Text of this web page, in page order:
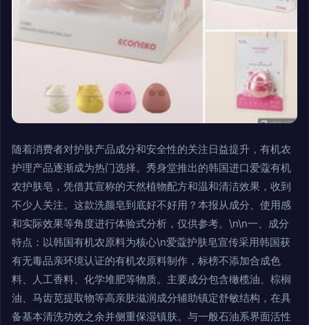
随着消费者对护肤产品成分和安全性的关注日益提升，有机农
护理产品逐渐成为热门选择。秀身堂推出的韩国进口爱蔻有机
农护肤皂，凭借其宣称的天然植物配方和温和清洁效果，收到
不少人关注。这款洗颜皂到底好不好用？本报从成分、使用感
和实际效果等角度进行体验式分析，仅供参考。\n\n一、成分
特点：以韩国有机农原料为核心\n爱蔻护肤皂宣传采用韩国获
有无毒品亲环境认证的有机农原料制作，标榜不添加合成色
料、人工香料、化学堆肥等物质。主要成分包含橄榄油、棕榈
油、马齿苋提取物等高亲肤滋润成分辅助镇定舒敏结构，在具
备基本清洗功效之余并侧重保湿镇肤。与一般石油系界面活性